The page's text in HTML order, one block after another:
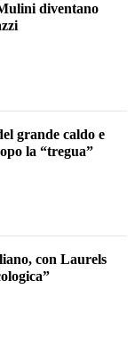
diventano
grande caldo e
la “tregua”
con Laurels